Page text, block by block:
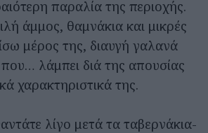
παραλία της περιοχής.
άμμος, θαμνάκια και μικρές
μέρος της, διαυγή γαλανά
λάμπει διά της απουσίας
χαρακτηριστικά της.
λίγο μετά τα ταβερνάκια-